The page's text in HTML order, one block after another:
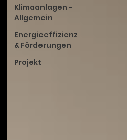
Klimaanlagen -
Allgemein
Energieeffizienz
& Förderungen
Projekt